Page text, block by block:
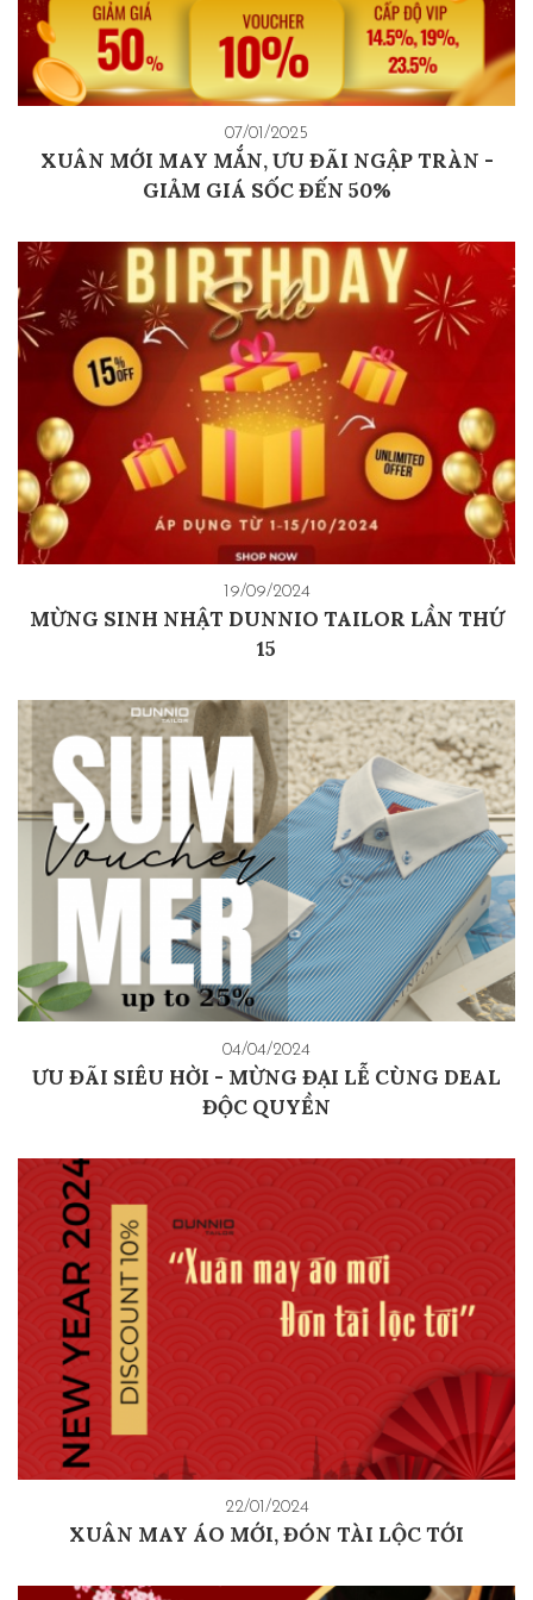
07/01/2025
XUÂN MỚI MAY MẮN, ƯU ĐÃI NGẬP TRÀN -
GIẢM GIÁ SỐC ĐẾN 50%
19/09/2024
MỪNG SINH NHẬT DUNNIO TAILOR LẦN THỨ
15
04/04/2024
ƯU ĐÃI SIÊU HỜI - MỪNG ĐẠI LỄ CÙNG DEAL
ĐỘC QUYỀN
22/01/2024
XUÂN MAY ÁO MỚI, ĐÓN TÀI LỘC TỚI